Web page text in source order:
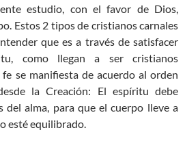
estudio, con el favor de Dios,
Estos 2 tipos de cristianos carnales
que es a través de satisfacer
como llegan a ser cristianos
se manifiesta de acuerdo al orden
la Creación: El espíritu debe
del alma, para que el cuerpo lleve a
esté equilibrado.